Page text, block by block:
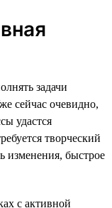
задачи
сейчас очевидно,
удастся
творческий
изменения, быстрое
с активной